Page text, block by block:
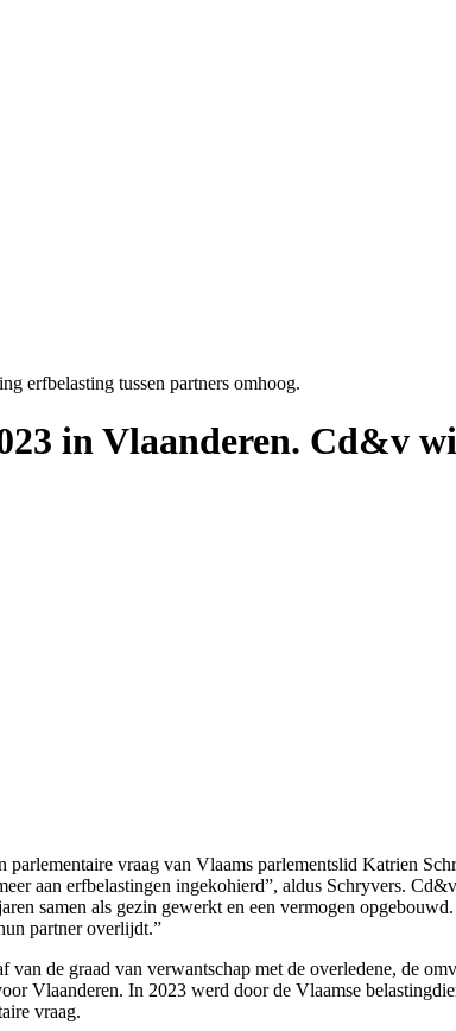
erfbelasting tussen partners omhoog.
in Vlaanderen. Cd&v
vraag van Vlaams parlementslid Katrien
aan erfbelastingen ingekohierd”, aldus Schryvers.
samen als gezin gewerkt en een vermogen
partner overlijdt.”
de graad van verwantschap met de overledene, de
Vlaanderen. In 2023 werd door de Vlaamse
vraag.